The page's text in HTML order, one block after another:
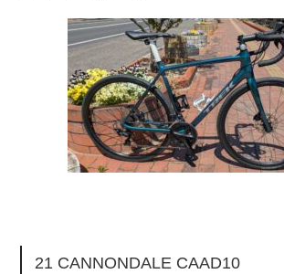
21 CANNONDALE CAAD10